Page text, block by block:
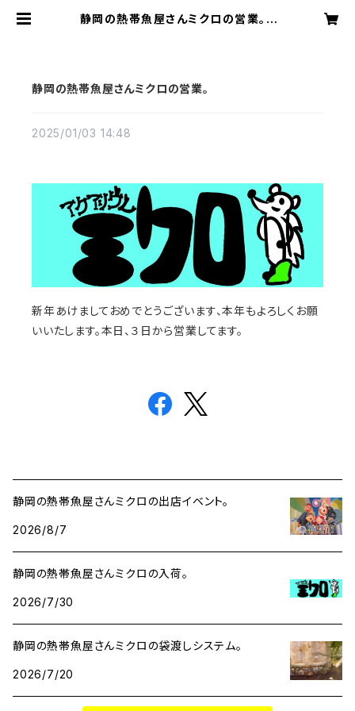
静岡の熱帯魚屋さんミクロの営業。 |
静岡の熱帯魚屋さんミクロの営業。
2025/01/03 14:48
新年あけましておめでとうございます、本年もよろしくお願
いいたします。本日、３日から営業してます。
静岡の熱帯魚屋さんミクロの出店イベント。
2026/8/7
静岡の熱帯魚屋さんミクロの入荷。
2026/7/30
静岡の熱帯魚屋さんミクロの袋渡しシステム。
2026/7/20